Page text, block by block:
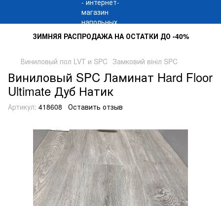
ЗИМНЯЯ РАСПРОДАЖА НА ОСТАТКИ ДО -40%
Виниловый пол LVT и SPC Замковий вініл SPC
Виниловый SPC Ламинат Hard Floor
Ultimate Дуб Натик
Артикул: 418608 Оставить отзыв